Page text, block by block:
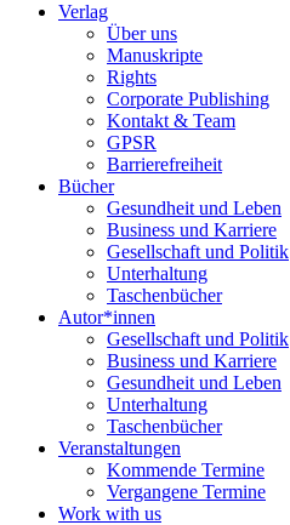
Verlag
Über uns
Manuskripte
Rights
Corporate Publishing
Kontakt & Team
GPSR
Barrierefreiheit
Bücher
Gesundheit und Leben
Business und Karriere
Gesellschaft und Politik
Unterhaltung
Taschenbücher
Autor*innen
Gesellschaft und Politik
Business und Karriere
Gesundheit und Leben
Unterhaltung
Taschenbücher
Veranstaltungen
Kommende Termine
Vergangene Termine
Work with us